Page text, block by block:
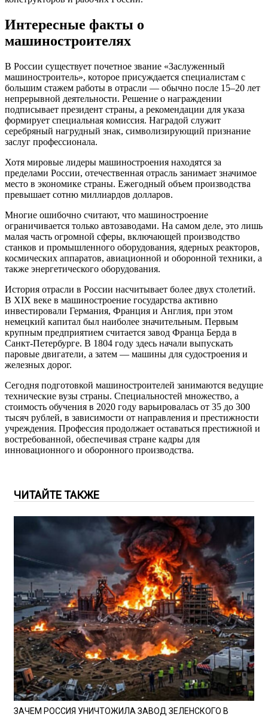
Интересные факты о
машиностроителях
В России существует почетное звание «Заслуженный
машиностроитель», которое присуждается специалистам с
большим стажем работы в отрасли — обычно после 15–20 лет
непрерывной деятельности. Решение о награждении
подписывает президент страны, а рекомендации для указа
формирует специальная комиссия. Наградой служит
серебряный нагрудный знак, символизирующий признание
заслуг профессионала.
Хотя мировые лидеры машиностроения находятся за
пределами России, отечественная отрасль занимает значимое
место в экономике страны. Ежегодный объем производства
превышает сотню миллиардов долларов.
Многие ошибочно считают, что машиностроение
ограничивается только автозаводами. На самом деле, это лишь
малая часть огромной сферы, включающей производство
станков и промышленного оборудования, ядерных реакторов,
космических аппаратов, авиационной и оборонной техники, а
также энергетического оборудования.
История отрасли в России насчитывает более двух столетий.
В XIX веке в машиностроение государства активно
инвестировали Германия, Франция и Англия, при этом
немецкий капитал был наиболее значительным. Первым
крупным предприятием считается завод Франца Берда в
Санкт-Петербурге. В 1804 году здесь начали выпускать
паровые двигатели, а затем — машины для судостроения и
железных дорог.
Сегодня подготовкой машиностроителей занимаются ведущие
технические вузы страны. Специальностей множество, а
стоимость обучения в 2020 году варьировалась от 35 до 300
тысяч рублей, в зависимости от направления и престижности
учреждения. Профессия продолжает оставаться престижной и
востребованной, обеспечивая стране кадры для
инновационного и оборонного производства.
ЧИТАЙТЕ ТАКЖЕ
ЗАЧЕМ РОССИЯ УНИЧТОЖИЛА ЗАВОД ЗЕЛЕНСКОГО В